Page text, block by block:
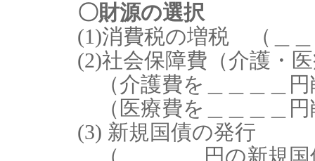
〇財源の選択
(1)消費税の増税 （＿
(2)社会保障費（介護・
（介護費を＿＿＿＿円
（医療費を＿＿＿＿円
(3) 新規国債の発行
（＿＿＿＿円の新規